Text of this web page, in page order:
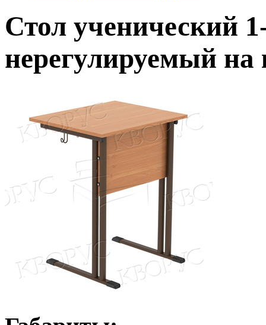
Стол ученический
нерегулируемый на